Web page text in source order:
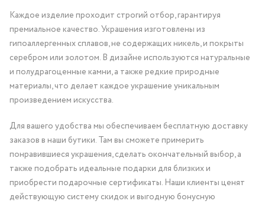
Каждое изделие проходит строгий отбор, гарантируя
премиальное качество. Украшения изготовлены из
гипоаллергенных сплавов, не содержащих никель, и покрыты
серебром или золотом. В дизайне используются натуральные
и полудрагоценные камни, а также редкие природные
материалы, что делает каждое украшение уникальным
произведением искусства.
Для вашего удобства мы обеспечиваем бесплатную доставку
заказов в наши бутики. Там вы сможете примерить
понравившиеся украшения, сделать окончательный выбор, а
также подобрать идеальные подарки для близких и
приобрести подарочные сертификаты. Наши клиенты ценят
действующую систему скидок и выгодную бонусную